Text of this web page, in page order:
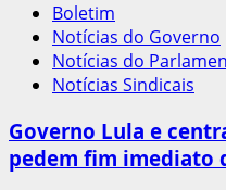
ajuda
jovens
a
conciliar
e
estudo,
Boletim
Notícias do Governo
Notícias do
Notícias Sindicais
Governo Lula e
pedem fim imediato